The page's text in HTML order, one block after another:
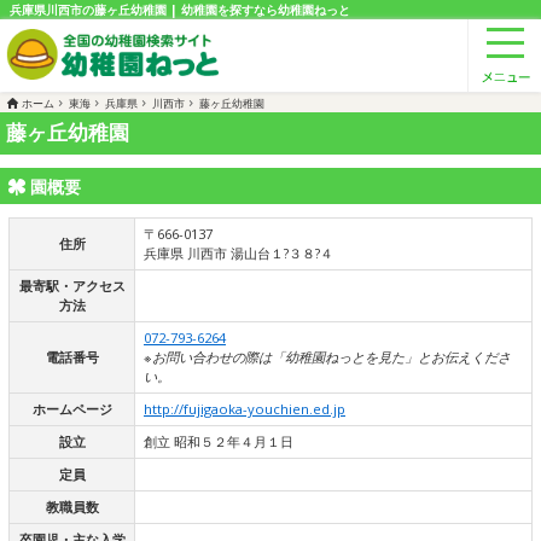
兵庫県川西市の藤ヶ丘幼稚園 | 幼稚園を探すなら幼稚園ねっと
ホーム 東海 兵庫県 川西市 藤ヶ丘幼稚園
藤ヶ丘幼稚園
園概要
住所
〒666-0137
兵庫県 川西市 湯山台１?３８?４
最寄駅・アクセス
方法
電話番号
072-793-6264
※お問い合わせの際は「幼稚園ねっとを見た」とお伝えくださ
い。
ホームページ
http://fujigaoka-youchien.ed.jp
設立
創立 昭和５２年４月１日
定員
教職員数